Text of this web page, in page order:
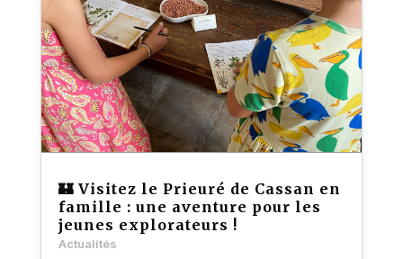
🏰 Visitez le Prieuré de Cassan en
famille : une aventure pour les
jeunes explorateurs !
Actualités